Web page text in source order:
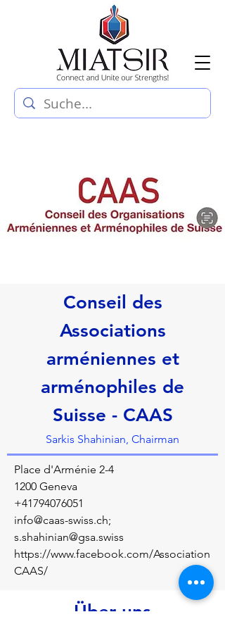
Conseil des
Associations
arméniennes et
arménophiles de
Suisse - CAAS
Sarkis Shahinian, Chairman
Place d'Arménie 2-4
1200 Geneva
+41794076051
info@caas-swiss.ch;
s.shahinian@gsa.swiss
https://www.facebook.com/Association
CAAS/
Über uns